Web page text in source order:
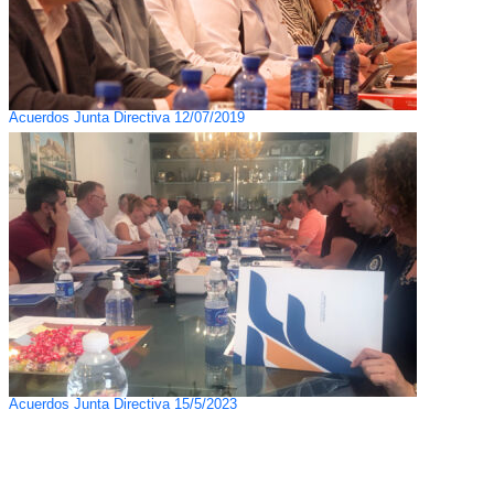
Acuerdos Junta Directiva 12/07/2019
Acuerdos Junta Directiva 15/5/2023